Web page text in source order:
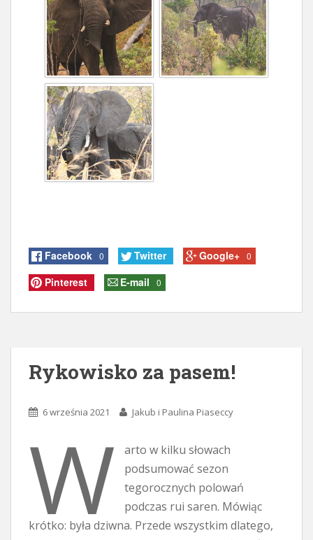
Facebook 0 Twitter Google+ 0
Pinterest E-mail 0
Rykowisko za pasem!
6 września 2021 Jakub i Paulina Piaseccy
W
arto w kilku słowach
podsumować sezon
tegorocznych polowań
podczas rui saren. Mówiąc
krótko: była dziwna. Przede wszystkim dlatego,